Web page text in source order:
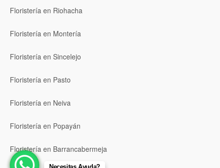
Floristería en Riohacha
Floristería en Montería
Floristería en Sincelejo
Floristería en Pasto
Floristería en Neiva
Floristería en Popayán
Floristería en Barrancabermeja